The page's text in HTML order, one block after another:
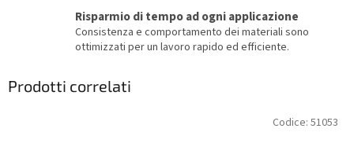
Risparmio di tempo ad ogni applicazione
Consistenza e comportamento dei materiali sono
ottimizzati per un lavoro rapido ed efficiente.
Prodotti correlati
Codice: 51053